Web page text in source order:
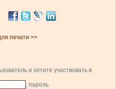
печати >>
и хотите участвовать в
, пароль